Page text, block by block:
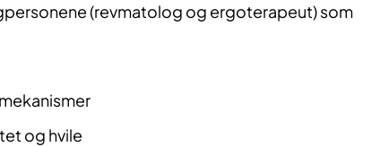
(revmatolog og ergoterapeut) som
og hvile